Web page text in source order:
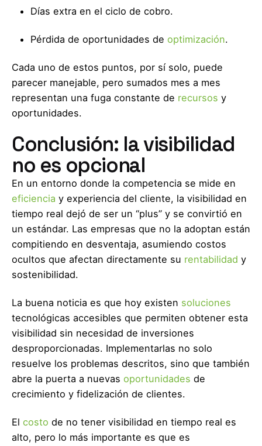
Días extra en el ciclo de cobro.
Pérdida de oportunidades de optimización.
Cada uno de estos puntos, por sí solo, puede
parecer manejable, pero sumados mes a mes
representan una fuga constante de recursos y
oportunidades.
Conclusión: la visibilidad
no es opcional
En un entorno donde la competencia se mide en
eficiencia y experiencia del cliente, la visibilidad en
tiempo real dejó de ser un “plus” y se convirtió en
un estándar. Las empresas que no la adoptan están
compitiendo en desventaja, asumiendo costos
ocultos que afectan directamente su rentabilidad y
sostenibilidad.
La buena noticia es que hoy existen soluciones
tecnológicas accesibles que permiten obtener esta
visibilidad sin necesidad de inversiones
desproporcionadas. Implementarlas no solo
resuelve los problemas descritos, sino que también
abre la puerta a nuevas oportunidades de
crecimiento y fidelización de clientes.
El costo de no tener visibilidad en tiempo real es
alto, pero lo más importante es que es